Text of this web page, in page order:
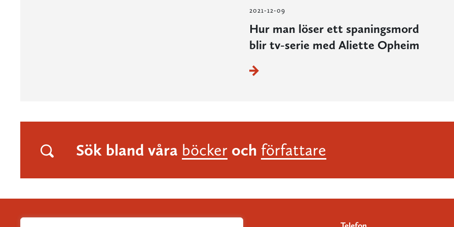
2021-12-09
Hur man löser ett spaningsmord
blir tv-serie med Aliette Opheim
Sök bland våra böcker och författare